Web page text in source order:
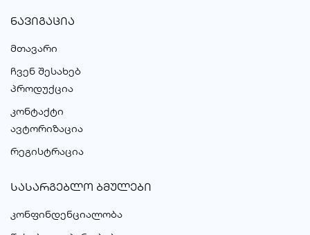
ᲜᲐᲕᲘᲒᲐᲪᲘᲐ
მთავარი
ჩვენ შესახებ
პროდუქცია
კონტაქტი
ავტორიზაცია
რეგისტრაცია
ᲡᲐᲡᲐᲠᲒᲔᲑᲚᲝ ᲑᲛᲣᲚᲔᲑᲘ
კონფინდენციალობა